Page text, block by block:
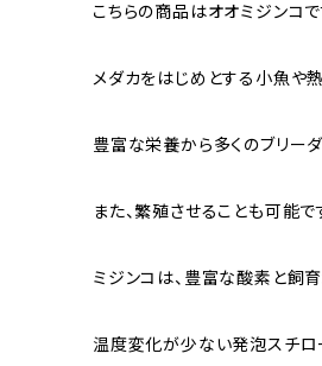
こちらの商品はオオミジンコで
メダカをはじめとする小魚や
豊富な栄養から多くのブリー
また、繁殖させることも可能
ミジンコは、豊富な酸素と飼
温度変化が少ない発泡スチロ